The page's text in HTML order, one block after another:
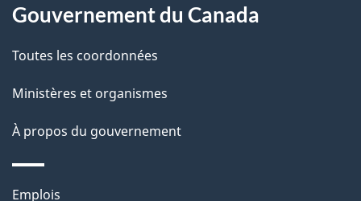
i
l
s
d
e
propos
de
ce
site
Gouvernement du Canada
Toutes les coordonnées
Ministères et organismes
À propos du gouvernement
Thèmes
Emplois